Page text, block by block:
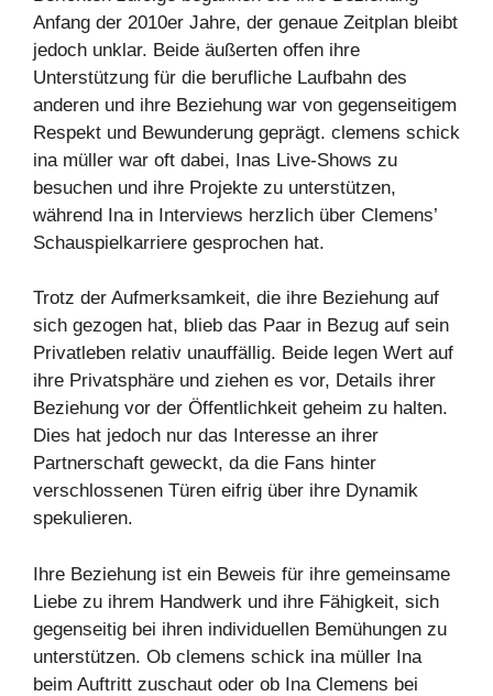
Anfang der 2010er Jahre, der genaue Zeitplan bleibt
jedoch unklar. Beide äußerten offen ihre
Unterstützung für die berufliche Laufbahn des
anderen und ihre Beziehung war von gegenseitigem
Respekt und Bewunderung geprägt. clemens schick
ina müller war oft dabei, Inas Live-Shows zu
besuchen und ihre Projekte zu unterstützen,
während Ina in Interviews herzlich über Clemens’
Schauspielkarriere gesprochen hat.
Trotz der Aufmerksamkeit, die ihre Beziehung auf
sich gezogen hat, blieb das Paar in Bezug auf sein
Privatleben relativ unauffällig. Beide legen Wert auf
ihre Privatsphäre und ziehen es vor, Details ihrer
Beziehung vor der Öffentlichkeit geheim zu halten.
Dies hat jedoch nur das Interesse an ihrer
Partnerschaft geweckt, da die Fans hinter
verschlossenen Türen eifrig über ihre Dynamik
spekulieren.
Ihre Beziehung ist ein Beweis für ihre gemeinsame
Liebe zu ihrem Handwerk und ihre Fähigkeit, sich
gegenseitig bei ihren individuellen Bemühungen zu
unterstützen. Ob clemens schick ina müller Ina
beim Auftritt zuschaut oder ob Ina Clemens bei